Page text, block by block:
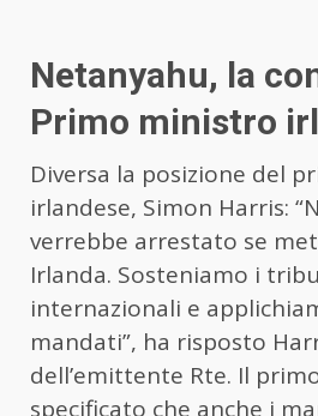
Netanyahu, la
Primo ministro
Diversa la posizione del
irlandese, Simon Harris:
verrebbe arrestato se
Irlanda. Sosteniamo i
internazionali e
mandati”, ha risposto
dell’emittente Rte. Il
specificato che anche i